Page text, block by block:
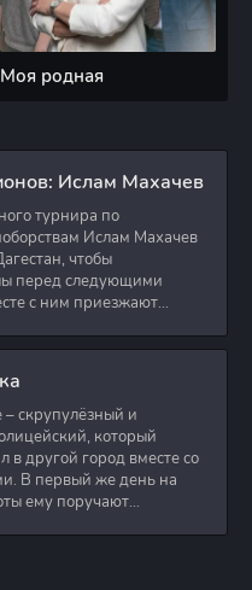
Моя родная
Ислам Махачев
турнира по
Ислам Махачев
чтобы
перед следующими
с ним приезжают
скрупулёзный и
который
в другой город вместе со
В первый же день на
ему поручают